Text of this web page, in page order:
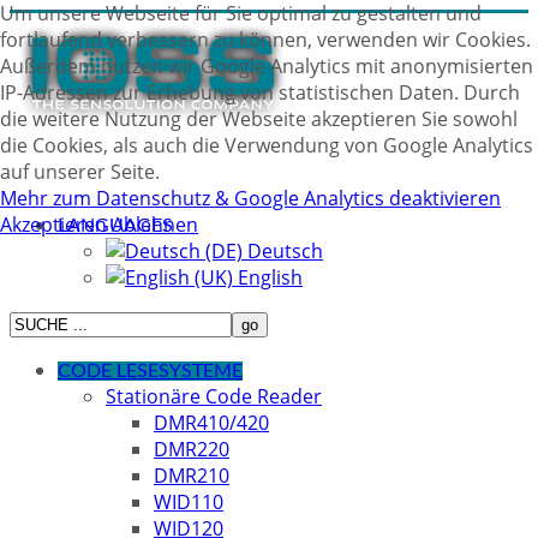
LANGUAGES
Deutsch
English
CODE LESESYSTEME
Stationäre Code Reader
DMR410/420
DMR220
DMR210
WID110
WID120
Um unsere Webseite für Sie optimal zu gestalten und
fortlaufend verbessern zu können, verwenden wir Cookies.
Außerdem nutzen wir Google Analytics mit anonymisierten
IP-Adressen zur Erhebung von statistischen Daten. Durch
die weitere Nutzung der Webseite akzeptieren Sie sowohl
die Cookies, als auch die Verwendung von Google Analytics
auf unserer Seite.
Mehr zum Datenschutz & Google Analytics deaktivieren
AkzeptierenAblehnen